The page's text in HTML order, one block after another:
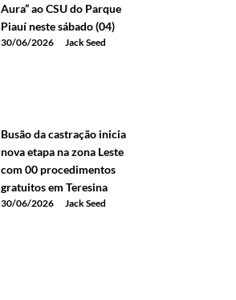
Aura” ao CSU do Parque
Piauí neste sábado (04)
30/06/2026 Jack Seed
Busão da castração inicia
nova etapa na zona Leste
com 00 procedimentos
gratuitos em Teresina
30/06/2026 Jack Seed